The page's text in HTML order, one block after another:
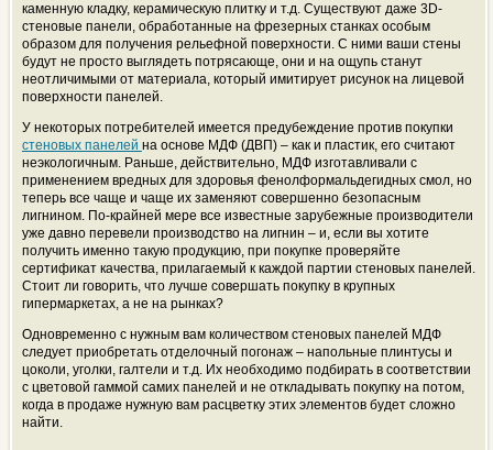
каменную кладку, керамическую плитку и т.д. Существуют даже 3D-
стеновые панели, обработанные на фрезерных станках особым
образом для получения рельефной поверхности. С ними ваши стены
будут не просто выглядеть потрясающе, они и на ощупь станут
неотличимыми от материала, который имитирует рисунок на лицевой
поверхности панелей.
У некоторых потребителей имеется предубеждение против покупки
стеновых панелей на основе МДФ (ДВП) – как и пластик, его считают
неэкологичным. Раньше, действительно, МДФ изготавливали с
применением вредных для здоровья фенолформальдегидных смол, но
теперь все чаще и чаще их заменяют совершенно безопасным
лигнином. По-крайней мере все известные зарубежные производители
уже давно перевели производство на лигнин – и, если вы хотите
получить именно такую продукцию, при покупке проверяйте
сертификат качества, прилагаемый к каждой партии стеновых панелей.
Стоит ли говорить, что лучше совершать покупку в крупных
гипермаркетах, а не на рынках?
Одновременно с нужным вам количеством стеновых панелей МДФ
следует приобретать отделочный погонаж – напольные плинтусы и
цоколи, уголки, галтели и т.д. Их необходимо подбирать в соответствии
с цветовой гаммой самих панелей и не откладывать покупку на потом,
когда в продаже нужную вам расцветку этих элементов будет сложно
найти.